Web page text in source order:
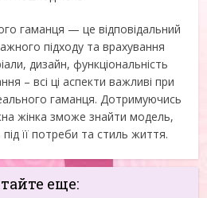
гаманця — це відповідальний
підходу та врахування
дизайн, функціональність
– всі ці аспекти важливі при
гаманця. Дотримуючись
жінка зможе знайти модель,
її потреби та стиль життя.
еще: